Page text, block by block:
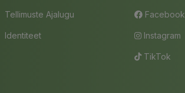
Tellimuste Ajalugu
Identiteet
Facebook
Instagram
TikTok